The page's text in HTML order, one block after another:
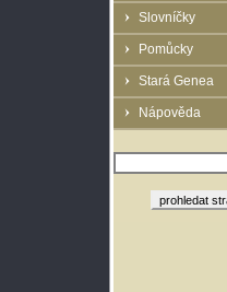
Slovníčky
Pomůcky
Stará Genea
Nápověda